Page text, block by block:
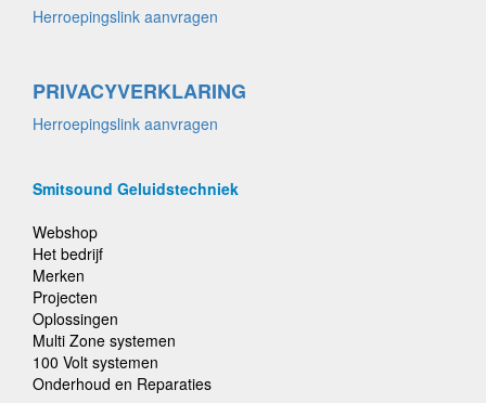
Herroepingslink aanvragen
PRIVACYVERKLARING
Herroepingslink aanvragen
Smitsound Geluidstechniek
Webshop
Het bedrijf
Merken
Projecten
Oplossingen
Multi Zone systemen
100 Volt systemen
Onderhoud en Reparaties